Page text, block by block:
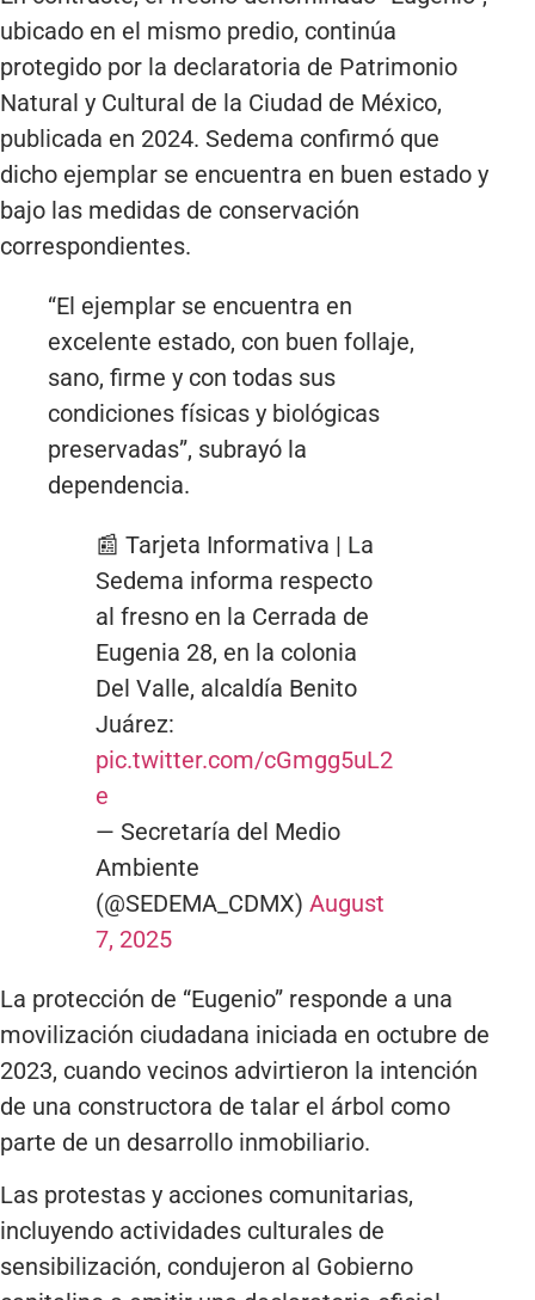
ubicado en el mismo predio, continúa
protegido por la declaratoria de Patrimonio
Natural y Cultural de la Ciudad de México,
publicada en 2024. Sedema confirmó que
dicho ejemplar se encuentra en buen estado y
bajo las medidas de conservación
correspondientes.
“El ejemplar se encuentra en
excelente estado, con buen follaje,
sano, firme y con todas sus
condiciones físicas y biológicas
preservadas”, subrayó la
dependencia.
📰 Tarjeta Informativa | La
Sedema informa respecto
al fresno en la Cerrada de
Eugenia 28, en la colonia
Del Valle, alcaldía Benito
Juárez:
pic.twitter.com/cGmgg5uL2
e
— Secretaría del Medio
Ambiente
(@SEDEMA_CDMX) August
7, 2025
La protección de “Eugenio” responde a una
movilización ciudadana iniciada en octubre de
2023, cuando vecinos advirtieron la intención
de una constructora de talar el árbol como
parte de un desarrollo inmobiliario.
Las protestas y acciones comunitarias,
incluyendo actividades culturales de
sensibilización, condujeron al Gobierno